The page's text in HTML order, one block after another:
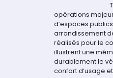
opérations
d’espaces publics
arrondissement
réalisés pour le
illustrent une
durablement le
confort d’usage